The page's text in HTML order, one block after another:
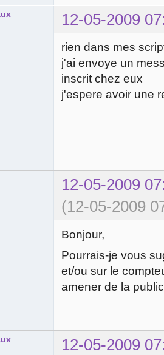
12-05-2009
rien dans mes
j'ai envoye un
inscrit chez eux
j'espere avoir une
12-05-2009
(12-05-2009
Bonjour,
Pourrais-je vous
et/ou sur le
amener de la
12-05-2009